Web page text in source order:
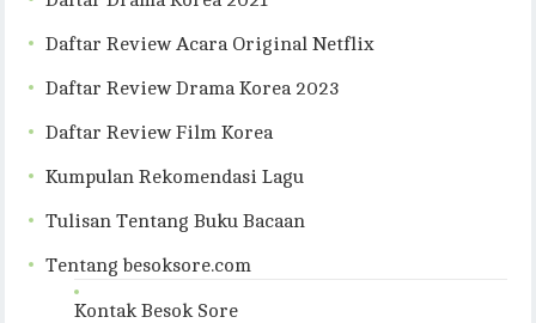
Daftar Review Acara Original Netflix
Daftar Review Drama Korea 2023
Daftar Review Film Korea
Kumpulan Rekomendasi Lagu
Tulisan Tentang Buku Bacaan
Tentang besoksore.com
Kontak Besok Sore